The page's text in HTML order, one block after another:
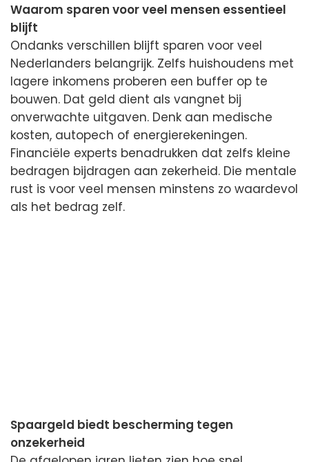
Waarom sparen voor veel mensen essentieel
blijft
Ondanks verschillen blijft sparen voor veel
Nederlanders belangrijk. Zelfs huishoudens met
lagere inkomens proberen een buffer op te
bouwen. Dat geld dient als vangnet bij
onverwachte uitgaven. Denk aan medische
kosten, autopech of energierekeningen.
Financiële experts benadrukken dat zelfs kleine
bedragen bijdragen aan zekerheid. Die mentale
rust is voor veel mensen minstens zo waardevol
als het bedrag zelf.
Spaargeld biedt bescherming tegen
onzekerheid